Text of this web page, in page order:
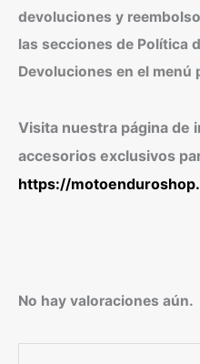
devoluciones y
las secciones de Política
Devoluciones en el menú
Visita nuestra página de
accesorios exclusivos
https://
No hay valoraciones aún.